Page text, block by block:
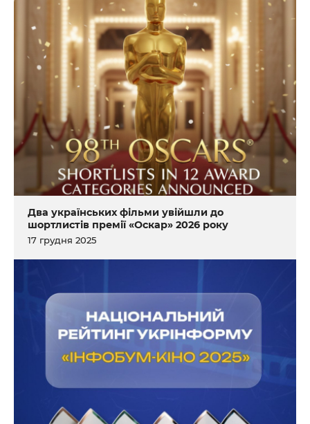
Два українських фільми увійшли до
шортлистів премії «Оскар» 2026 року
17 грудня 2025